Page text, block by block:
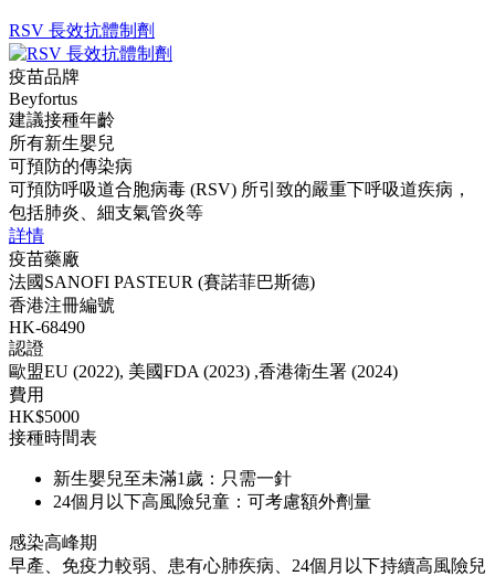
RSV 長效抗體制劑
疫苗品牌
Beyfortus
建議接種年齡
所有新生嬰兒
可預防的傳染病
可預防呼吸道合胞病毒 (RSV) 所引致的嚴重下呼吸道疾病，
包括肺炎、細支氣管炎等
詳情
疫苗藥廠
法國SANOFI PASTEUR (賽諾菲巴斯德)
香港注冊編號
HK-68490
認證
歐盟EU (2022), 美國FDA (2023) ,香港衛生署 (2024)
費用
HK$5000
接種時間表
新生嬰兒至未滿1歲：只需一針
24個月以下高風險兒童：可考慮額外劑量
感染高峰期
早產、免疫力較弱、患有心肺疾病、24個月以下持續高風險兒